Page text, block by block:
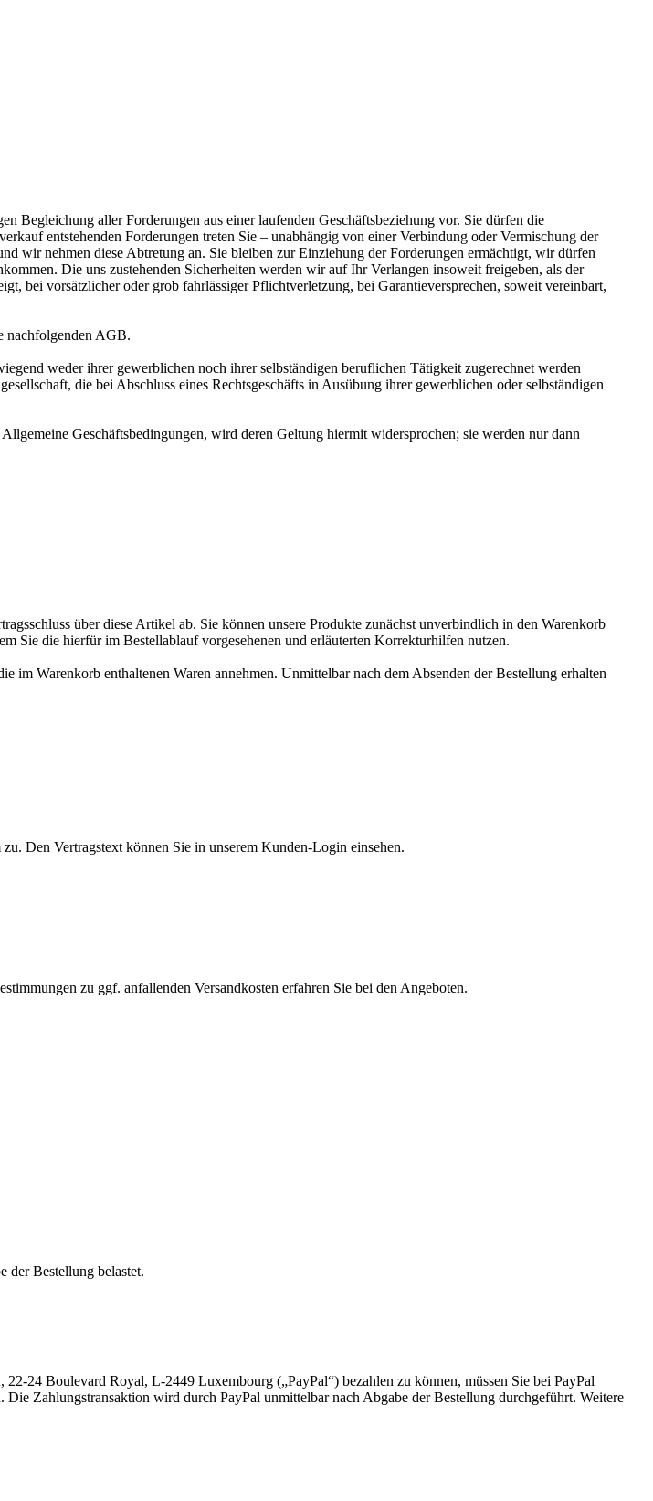
Begleichung aller Forderungen aus einer laufenden Geschäftsbeziehung vor. Sie dürfen die
entstehenden Forderungen treten Sie – unabhängig von einer Verbindung oder Vermischung der
wir nehmen diese Abtretung an. Sie bleiben zur Einziehung der Forderungen ermächtigt, wir dürfen
Die uns zustehenden Sicherheiten werden wir auf Ihr Verlangen insoweit freigeben, als der
bei vorsätzlicher oder grob fahrlässiger Pflichtverletzung, bei Garantieversprechen, soweit vereinbart,
nachfolgenden AGB.
weder ihrer gewerblichen noch ihrer selbständigen beruflichen Tätigkeit zugerechnet werden
die bei Abschluss eines Rechtsgeschäfts in Ausübung ihrer gewerblichen oder selbständigen
Geschäftsbedingungen, wird deren Geltung hiermit widersprochen; sie werden nur dann
über diese Artikel ab. Sie können unsere Produkte zunächst unverbindlich in den Warenkorb
Sie die hierfür im Bestellablauf vorgesehenen und erläuterten Korrekturhilfen nutzen.
Warenkorb enthaltenen Waren annehmen. Unmittelbar nach dem Absenden der Bestellung erhalten
Den Vertragstext können Sie in unserem Kunden-Login einsehen.
zu ggf. anfallenden Versandkosten erfahren Sie bei den Angeboten.
der Bestellung belastet.
24 Boulevard Royal, L-2449 Luxembourg („PayPal“) bezahlen zu können, müssen Sie bei PayPal
Zahlungstransaktion wird durch PayPal unmittelbar nach Abgabe der Bestellung durchgeführt. Weitere